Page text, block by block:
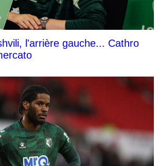
l'arrière gauche... Cathro